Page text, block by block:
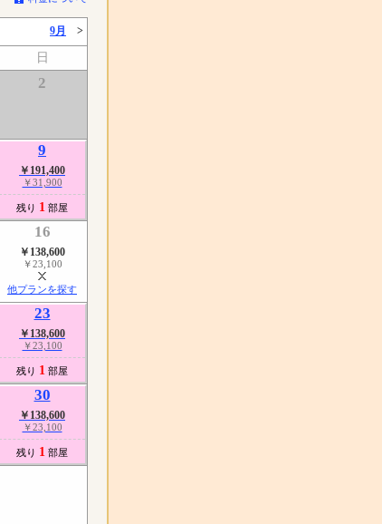
9月 >
日
2
9
￥191,400
￥31,900
残り 1 部屋
16
￥138,600
￥23,100
他プランを探す
23
￥138,600
￥23,100
残り 1 部屋
30
￥138,600
￥23,100
残り 1 部屋